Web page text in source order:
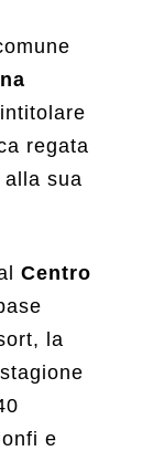
regata
sua
Centro
la
e